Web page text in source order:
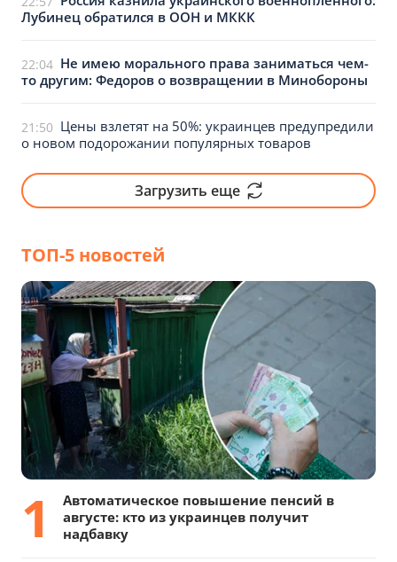
Лубинец обратился в ООН и МККК
22:04 Не имею морального права заниматься чем-
то другим: Федоров о возвращении в Минобороны
21:50 Цены взлетят на 50%: украинцев предупредили
о новом подорожании популярных товаров
Загрузить еще
ТОП-5 новостей
1
Автоматическое повышение пенсий в
августе: кто из украинцев получит
надбавку